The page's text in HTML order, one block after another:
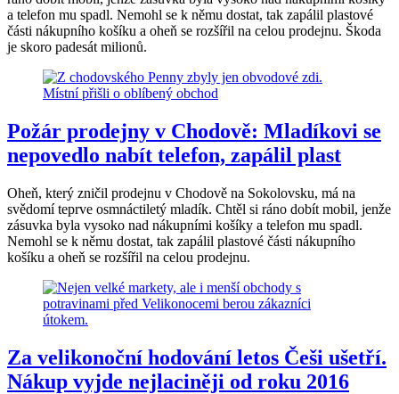
a telefon mu spadl. Nemohl se k němu dostat, tak zapálil plastové
části nákupního košíku a oheň se rozšířil na celou prodejnu. Škoda
je skoro padesát milionů.
Požár prodejny v Chodově: Mladíkovi se
nepovedlo nabít telefon, zapálil plast
Oheň, který zničil prodejnu v Chodově na Sokolovsku, má na
svědomí teprve osmnáctiletý mladík. Chtěl si ráno dobít mobil, jenže
zásuvka byla vysoko nad nákupními košíky a telefon mu spadl.
Nemohl se k němu dostat, tak zapálil plastové části nákupního
košíku a oheň se rozšířil na celou prodejnu.
Za velikonoční hodování letos Češi ušetří.
Nákup vyjde nejlaciněji od roku 2016